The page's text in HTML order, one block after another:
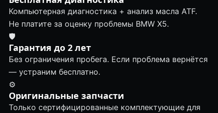
Компьютерная диагностика + анализ масла ATF.
Не платите за оценку проблемы BMW X5.
🛡
Гарантия до 2 лет
Без ограничения пробега. Если проблема вернётся
— устраним бесплатно.
⚙️
Оригинальные запчасти
Только сертифицированные комплектующие для